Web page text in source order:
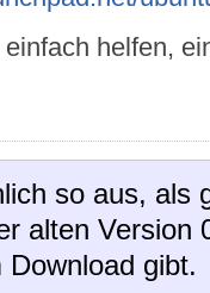
helfen,
so aus, als
alten Version
Download gibt.